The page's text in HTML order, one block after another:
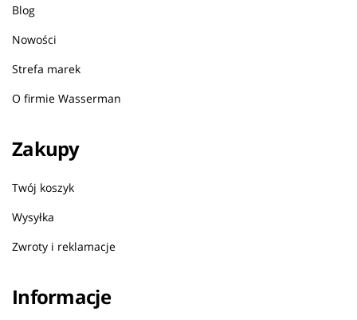
Blog
Nowości
Strefa marek
O firmie Wasserman
Zakupy
Twój koszyk
Wysyłka
Zwroty i reklamacje
Informacje